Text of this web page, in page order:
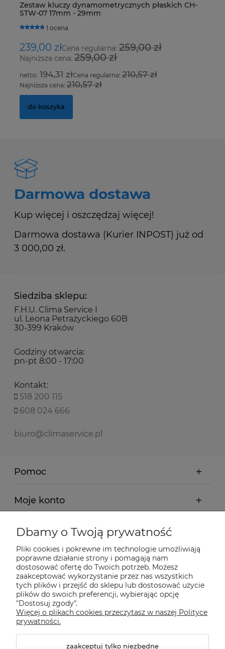
Zestaw kluczy dynamometrycznych płaskich CH-
STW-07 17mm - 29mm
1 ocena
239,00 złCena regularna: 259,00 zł
Najniższa cena: 259,00 zł
194,31 złCena regularna:210,57 zł
Najniższa cena: 210,57 zł
do koszyka
Darmowa dostawa
Kup więcej i oszczędzaj więcej!
Darmowa dostawa (Kurier INPOST) już od
3 000,00 zł.
Siedziba sklepu:
F.H.U. Clima Service I
ul. Leona Petrażyckiego 60B
30-399 Kraków
Godziny otwarcia:
pn-pt 8:00 - 17:00
Kontakt:
518 200 115
608 024 666
biuro@climaservice.pl
Pomoc
Moje konto
Płatności i dostawa
Informacje
O nas
Nasze sklepy Allegro
Dbamy o Twoją prywatność
Pliki cookies i pokrewne im technologie umożliwiają
poprawne działanie strony i pomagają nam
dostosować ofertę do Twoich potrzeb. Możesz
zaakceptować wykorzystanie przez nas wszystkich
tych plików i przejść do sklepu lub dostosować użycie
plików do swoich preferencji, wybierając opcję
"Dostosuj zgody".
Więcej o plikach cookies przeczytasz w naszej Polityce
prywatności.
zaakceptuj tylko niezbędne